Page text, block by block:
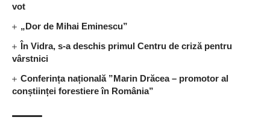
vot
„Dor de Mihai Eminescu”
În Vidra, s-a deschis primul Centru de criză pentru
vârstnici
Conferința națională ”Marin Drăcea – promotor al
conștiinței forestiere în România”